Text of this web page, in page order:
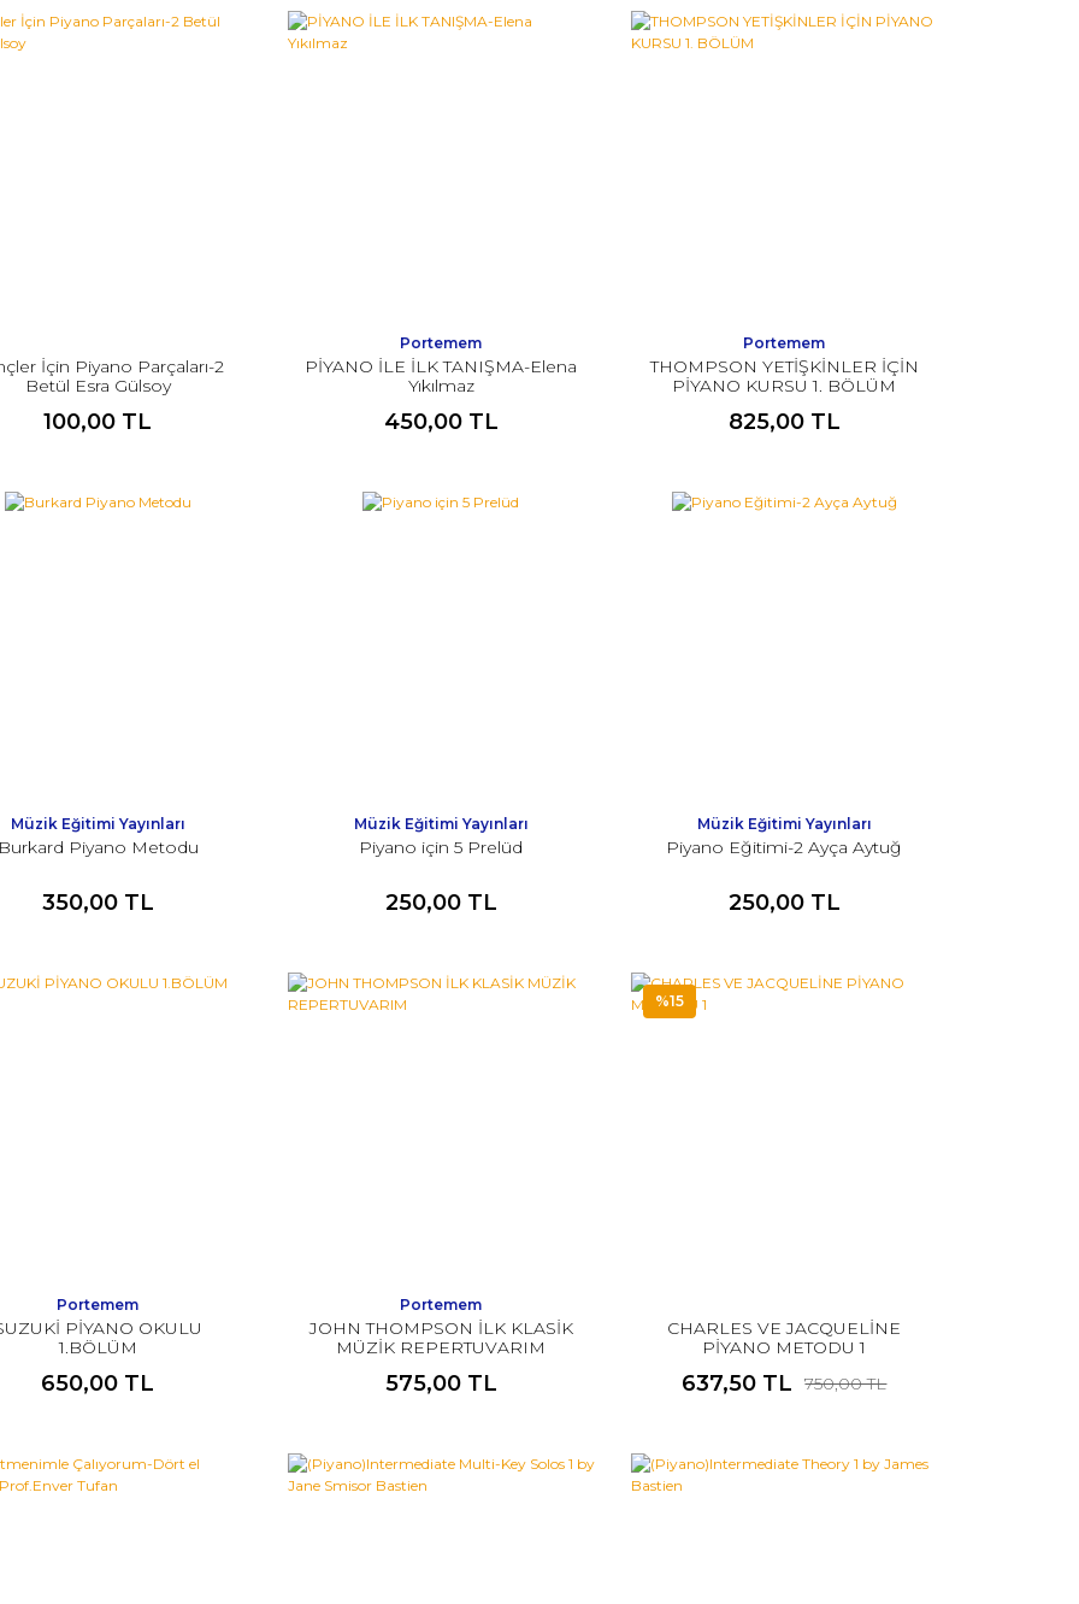
İçin Piyano Parçaları-2
Betül Esra Gülsoy
100,00 TL
Portemem
PİYANO İLE İLK TANIŞMA-Elena
Yıkılmaz
450,00 TL
Portemem
THOMPSON YETİŞKİNLER İÇİN
PİYANO KURSU 1. BÖLÜM
825,00 TL
Müzik Eğitimi Yayınları
Piyano Metodu
350,00 TL
Müzik Eğitimi Yayınları
Piyano için 5 Prelüd
250,00 TL
Müzik Eğitimi Yayınları
Piyano Eğitimi-2 Ayça Aytuğ
250,00 TL
Portemem
PİYANO OKULU
1.BÖLÜM
650,00 TL
Portemem
JOHN THOMPSON İLK KLASİK
MÜZİK REPERTUVARIM
575,00 TL
%15
CHARLES VE JACQUELİNE
PİYANO METODU 1
637,50 TL 750,00 TL